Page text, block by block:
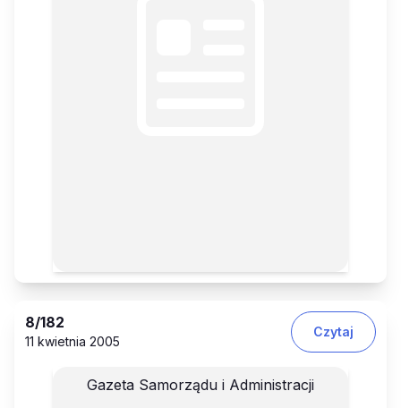
8/182
11 kwietnia 2005
Czytaj
Gazeta Samorządu i Administracji